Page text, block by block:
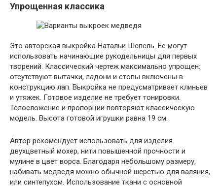
Упрощенная классика
Это авторская выкройка Натальи Шепель. Ее могут
использовать начинающие рукодельницы для первых
творений. Классический чертеж максимально упрощен:
отсутствуют вытачки, ладони и стопы включены в
конструкцию лап. Выкройка не предусматривает клиньев
и утяжек. Готовое изделие не требует тонировки.
Телосложение и пропорции повторяют классическую
модель. Высота готовой игрушки равна 19 см.
Автор рекомендует использовать для изделия
двухцветный мохер, нити повышенной прочности и
мулине в цвет ворса. Благодаря небольшому размеру,
набивать медведя можно обычной шерстью для валяния,
или синтепухом. Использование ткани с основной